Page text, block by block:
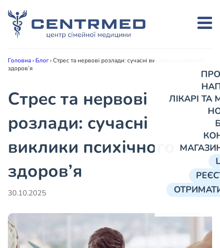
ЛІКАРІ
Головна› Блог›Стрес та нервові розлади: сучасні виклики психічного
здоров’я
Стрес та нервові
розлади: сучасні
виклики психічного
здоров’я
30.10.2025